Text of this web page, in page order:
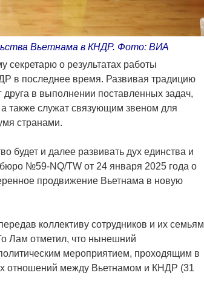
Вьетнама в КНДР. Фото: ВИА
о результатах работы
в последнее время. Развивая традицию
друга в выполнении поставленных задач,
а также служат связующим звеном для
странами.
будет и далее развивать дух единства и
№59-NQ/TW от 24 января 2025 года о
продвижение Вьетнама в новую
коллективу сотрудников и их семьям
Лам отметил, что нынешний
мероприятием, проходящим в
отношений между Вьетнамом и КНДР (31